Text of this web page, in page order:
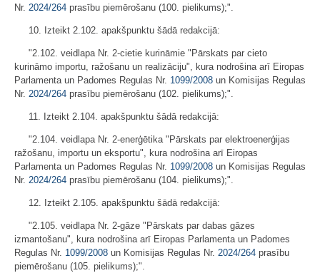
Nr. 2024/264 prasību piemērošanu (100. pielikums);".
10. Izteikt 2.102. apakšpunktu šādā redakcijā:
"2.102. veidlapa Nr. 2-cietie kurināmie "Pārskats par cieto
kurināmo importu, ražošanu un realizāciju", kura nodrošina arī Eiropas
Parlamenta un Padomes Regulas Nr. 1099/2008 un Komisijas Regulas
Nr. 2024/264 prasību piemērošanu (102. pielikums);".
11. Izteikt 2.104. apakšpunktu šādā redakcijā:
"2.104. veidlapa Nr. 2-enerģētika "Pārskats par elektroenerģijas
ražošanu, importu un eksportu", kura nodrošina arī Eiropas
Parlamenta un Padomes Regulas Nr. 1099/2008 un Komisijas Regulas
Nr. 2024/264 prasību piemērošanu (104. pielikums);".
12. Izteikt 2.105. apakšpunktu šādā redakcijā:
"2.105. veidlapa Nr. 2-gāze "Pārskats par dabas gāzes
izmantošanu", kura nodrošina arī Eiropas Parlamenta un Padomes
Regulas Nr. 1099/2008 un Komisijas Regulas Nr. 2024/264 prasību
piemērošanu (105. pielikums);".